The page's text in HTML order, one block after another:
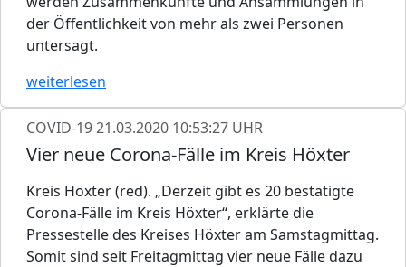
der Öffentlichkeit von mehr als zwei Personen
untersagt.
weiterlesen
COVID-1921.03.2020 10:53:27 UHR
Vier neue Corona-Fälle im Kreis Höxter
Kreis Höxter (red). „Derzeit gibt es 20 bestätigte
Corona-Fälle im Kreis Höxter“, erklärte die
Pressestelle des Kreises Höxter am Samstagmittag.
Somit sind seit Freitagmittag vier neue Fälle dazu